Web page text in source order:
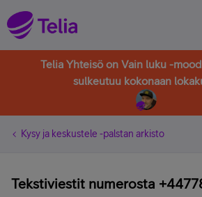
Telia Yhteisö on Vain luku -
sulkeutuu kokonaan
Kysy ja keskustele -palstan arkisto
Tekstiviestit numerosta